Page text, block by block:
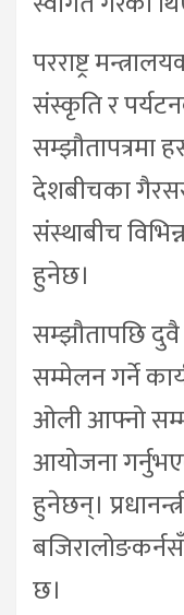
परराष्ट्र
संस्कृति र
सम्झौतापत्रमा
देशबीचका
संस्थाबीच
हुनेछ।
सम्झौतापछि दुवै
सम्मेलन गर्ने
ओली आफ्नो
आयोजना
हुनेछन्।
छ।